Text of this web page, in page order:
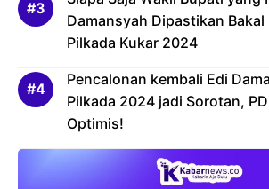
Damansyah Dipastikan Bakal
Pilkada Kukar 2024
Pencalonan kembali Edi
Pilkada 2024 jadi Sorotan,
Optimis!